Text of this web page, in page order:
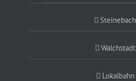
Steinebach
Walchstadt
Lokalbahn